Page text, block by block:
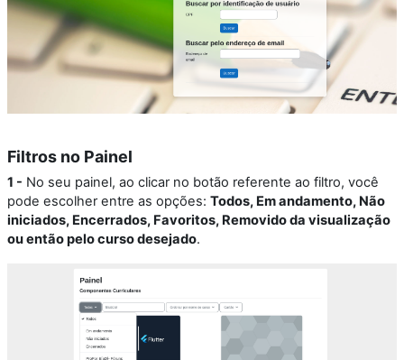
Filtros no Painel
1 - No seu painel, ao clicar no botão referente ao filtro, você
pode escolher entre as opções: Todos, Em andamento, Não
iniciados, Encerrados, Favoritos, Removido da visualização
ou então pelo curso desejado.